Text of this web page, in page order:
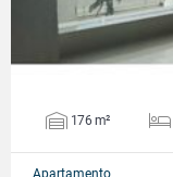
176 m²
Apartamento